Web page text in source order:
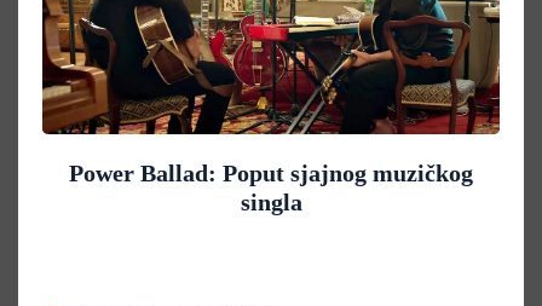
Power Ballad: Poput sjajnog muzičkog
singla